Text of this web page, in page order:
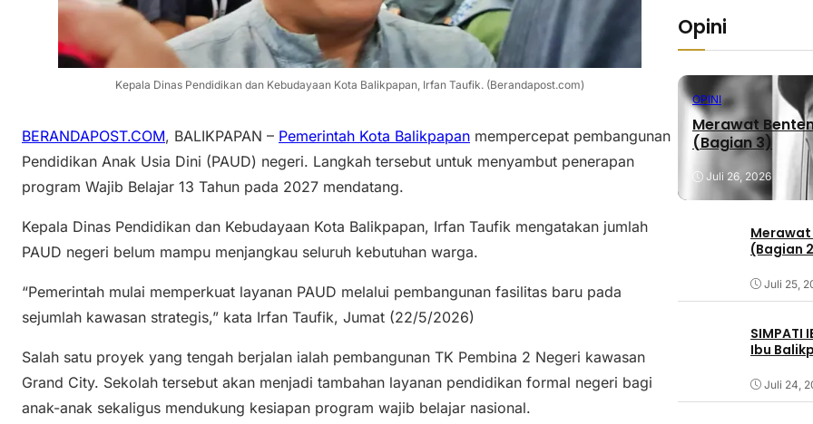
Kepala Dinas Pendidikan dan Kebudayaan Kota Balikpapan, Irfan Taufik. (Berandapost.com)
BERANDAPOST.COM, BALIKPAPAN – Pemerintah Kota Balikpapan mempercepat pembangunan
Pendidikan Anak Usia Dini (PAUD) negeri. Langkah tersebut untuk menyambut penerapan
program Wajib Belajar 13 Tahun pada 2027 mendatang.
Kepala Dinas Pendidikan dan Kebudayaan Kota Balikpapan, Irfan Taufik mengatakan jumlah
PAUD negeri belum mampu menjangkau seluruh kebutuhan warga.
“Pemerintah mulai memperkuat layanan PAUD melalui pembangunan fasilitas baru pada
sejumlah kawasan strategis,” kata Irfan Taufik, Jumat (22/5/2026)
Salah satu proyek yang tengah berjalan ialah pembangunan TK Pembina 2 Negeri kawasan
Grand City. Sekolah tersebut akan menjadi tambahan layanan pendidikan formal negeri bagi
anak-anak sekaligus mendukung kesiapan program wajib belajar nasional.
Opini
OPINI
Merawat
(Bagian 3)
Juli 26, 2026
Merawat
(Bagian
Juli 25,
SIMPATI
Ibu
Juli 24,